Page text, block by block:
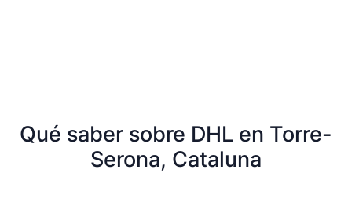
Qué saber sobre DHL en Torre-
Serona, Cataluna